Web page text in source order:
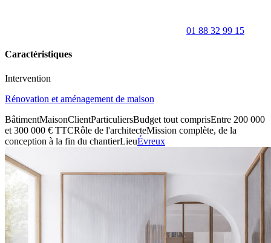
01 88 32 99 15
Caractéristiques
Intervention
Rénovation et aménagement de maison
BâtimentMaisonClientParticuliersBudget tout comprisEntre 200 000
et 300 000 € TTCRôle de l'architecteMission complète, de la
conception à la fin du chantierLieuÉvreux